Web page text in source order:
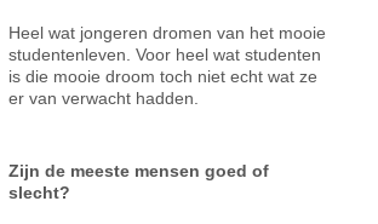
Heel wat jongeren dromen van het mooie
studentenleven. Voor heel wat studenten
is die mooie droom toch niet echt wat ze
er van verwacht hadden.
Zijn de meeste mensen goed of
slecht?